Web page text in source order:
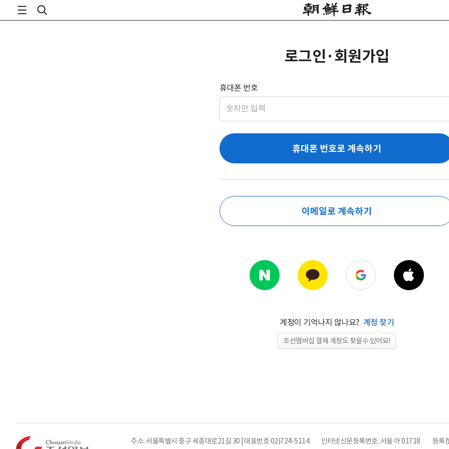
로그인·회원가입
휴대폰 번호
휴대폰 번호로 계속하기
이메일로 계속하기
계정이 기억나지 않나요? 계정 찾기
조선멤버십 결제 계정도 찾을수 있어요!
주소: 서울특별시 중구 세종대로21길 30 | 대표번호 02)724-5114 인터넷신문등록번호: 서울 아 01718 등록(